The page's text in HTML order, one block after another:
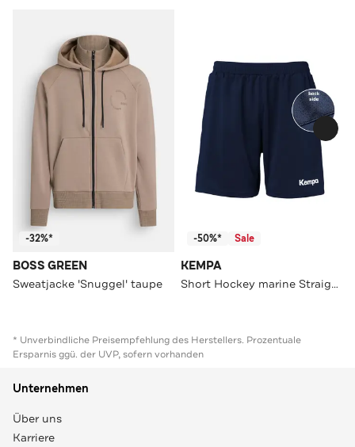
-32%*
BOSS GREEN
Sweatjacke 'Snuggel' taupe
-50%* Sale
KEMPA
Short Hockey marine Straight
* Unverbindliche Preisempfehlung des Herstellers. Prozentuale
Ersparnis ggü. der UVP, sofern vorhanden
Unternehmen
Über uns
Karriere